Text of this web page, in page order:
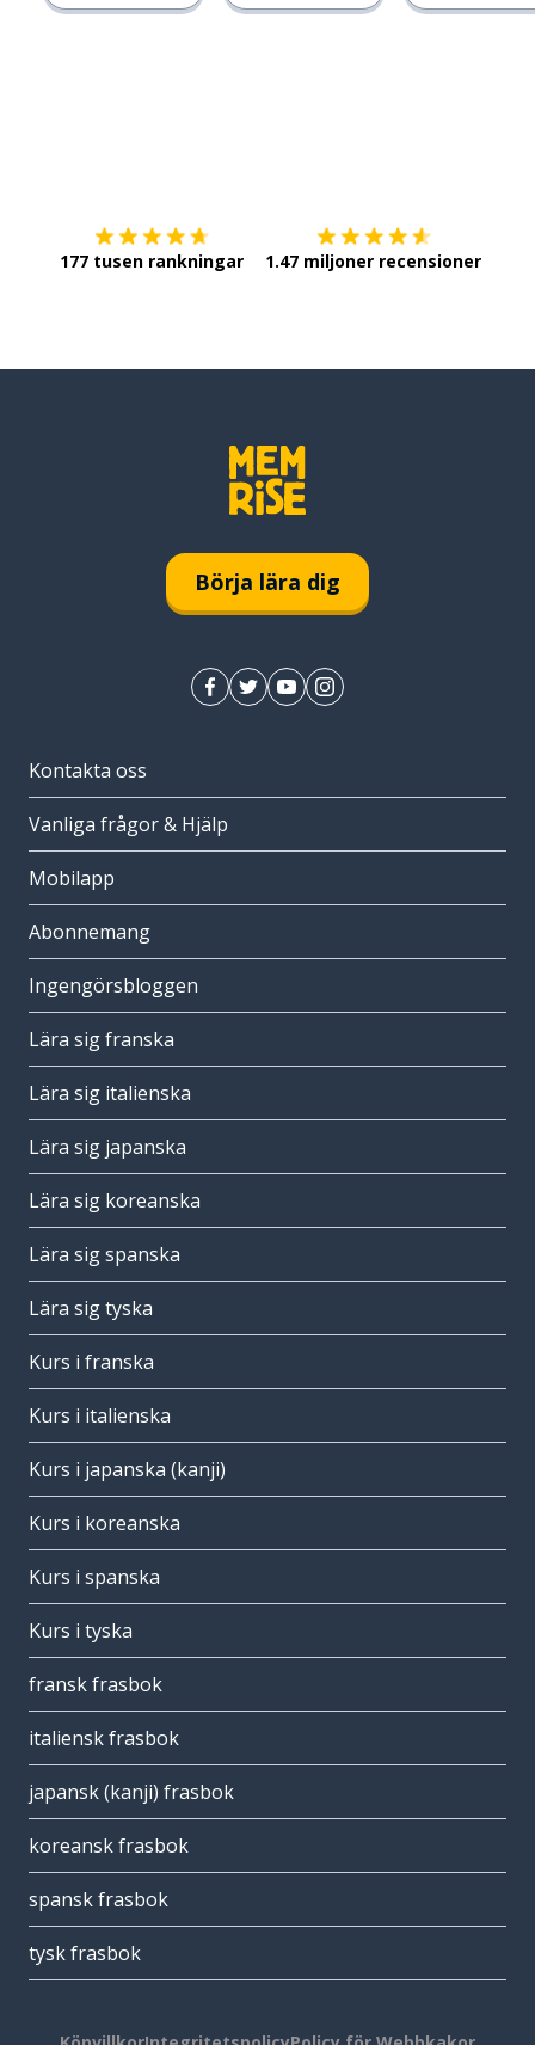
177 tusen rankningar 1.47 miljoner recensioner
Börja lära dig
Kontakta oss
Vanliga frågor & Hjälp
Mobilapp
Abonnemang
Ingengörsbloggen
Lära sig franska
Lära sig italienska
Lära sig japanska
Lära sig koreanska
Lära sig spanska
Lära sig tyska
Kurs i franska
Kurs i italienska
Kurs i japanska (kanji)
Kurs i koreanska
Kurs i spanska
Kurs i tyska
fransk frasbok
italiensk frasbok
japansk (kanji) frasbok
koreansk frasbok
spansk frasbok
tysk frasbok